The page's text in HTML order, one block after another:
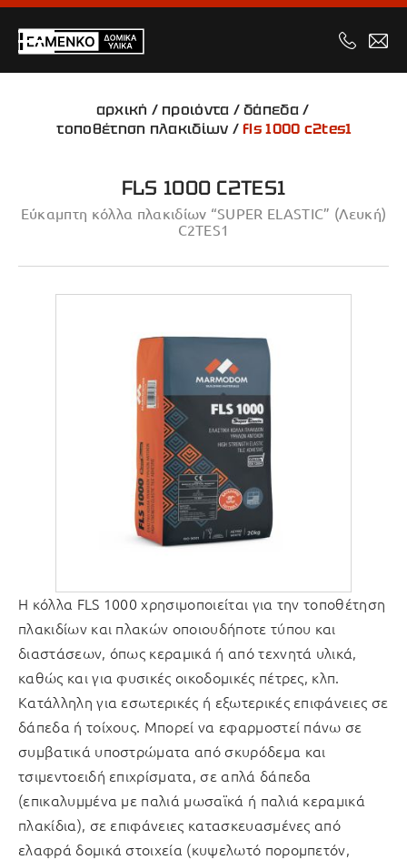
αρχική / προιόντα /δάπεδα/
τοποθέτηση πλακιδίων /fls 1000 c2tes1
FLS 1000 C2TES1
Εύκαμπτη κόλλα πλακιδίων “SUPER ELASTIC” (Λευκή)
C2TES1
H κόλλα FLS 1000 χρησιμοποιείται για την τοποθέτηση
πλακιδίων και πλακών οποιουδήποτε τύπου και
διαστάσεων, όπως κεραμικά ή από τεχνητά υλικά,
καθώς και για φυσικές οικοδομικές πέτρες, κλπ.
Κατάλληλη για εσωτερικές ή εξωτερικές επιφάνειες σε
δάπεδα ή τοίχους. Μπορεί να εφαρμοστεί πάνω σε
συμβατικά υποστρώματα από σκυρόδεμα και
τσιμεντοειδή επιχρίσματα, σε απλά δάπεδα
(επικαλυμμένα με παλιά μωσαϊκά ή παλιά κεραμικά
πλακίδια), σε επιφάνειες κατασκευασμένες από
ελαφρά δομικά στοιχεία (κυψελωτό πορομπετόν,